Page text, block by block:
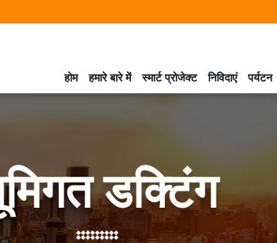
होम हमारे बारे में स्मार्ट प्रोजेक्ट निविदाएं पर्यटन
डक्टिंग